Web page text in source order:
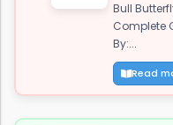
Bull
Complete
By:...
Read